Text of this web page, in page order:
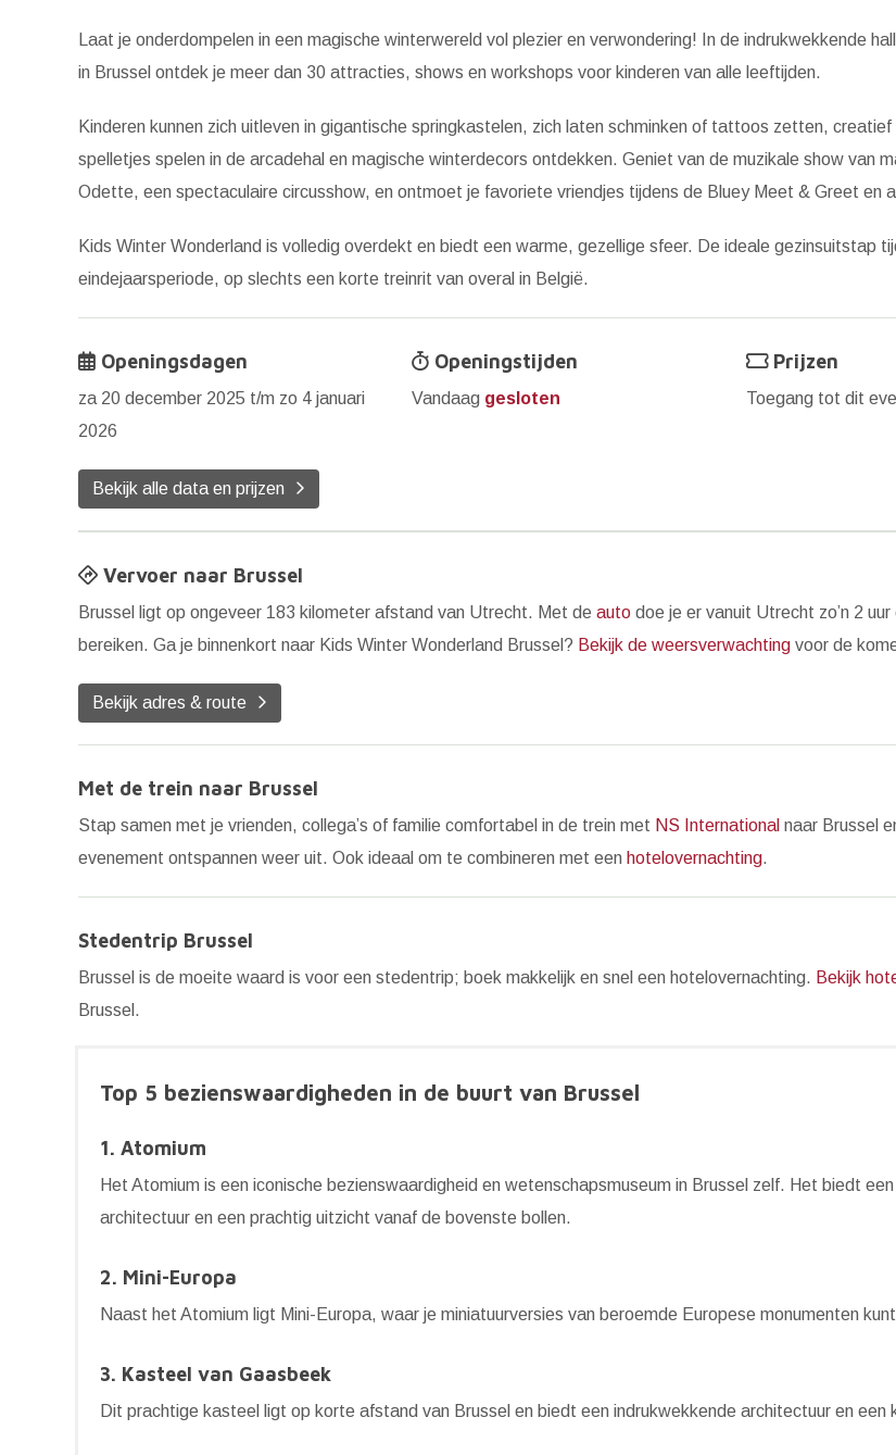
Laat je onderdompelen in een magische winterwereld vol plezier en verwondering! In de indrukwekkende
in Brussel ontdek je meer dan 30 attracties, shows en workshops voor kinderen van alle leeftijden.
Kinderen kunnen zich uitleven in gigantische springkastelen, zich laten schminken of tattoos zetten, creatief
spelletjes spelen in de arcadehal en magische winterdecors ontdekken. Geniet van de muzikale show van
Odette, een spectaculaire circusshow, en ontmoet je favoriete vriendjes tijdens de Bluey Meet & Greet en
Kids Winter Wonderland is volledig overdekt en biedt een warme, gezellige sfeer. De ideale gezinsuitstap
eindejaarsperiode, op slechts een korte treinrit van overal in België.
Openingsdagen
za 20 december 2025 t/m zo 4 januari
2026
Openingstijden
Vandaag gesloten
Prijzen
Toegang tot dit
Bekijk alle data en prijzen
Vervoer naar Brussel
Brussel ligt op ongeveer 183 kilometer afstand van Utrecht. Met de auto doe je er vanuit Utrecht zo’n 2
bereiken. Ga je binnenkort naar Kids Winter Wonderland Brussel? Bekijk de weersverwachting voor de
Bekijk adres & route
Met de trein naar Brussel
Stap samen met je vrienden, collega’s of familie comfortabel in de trein met NS International naar Brussel
evenement ontspannen weer uit. Ook ideaal om te combineren met een hotelovernachting.
Stedentrip Brussel
Brussel is de moeite waard is voor een stedentrip; boek makkelijk en snel een hotelovernachting. Bekijk
Brussel.
Top 5 bezienswaardigheden in de buurt van Brussel
1. Atomium
Het Atomium is een iconische bezienswaardigheid en wetenschapsmuseum in Brussel zelf. Het biedt
architectuur en een prachtig uitzicht vanaf de bovenste bollen.
2. Mini-Europa
Naast het Atomium ligt Mini-Europa, waar je miniatuurversies van beroemde Europese monumenten
3. Kasteel van Gaasbeek
Dit prachtige kasteel ligt op korte afstand van Brussel en biedt een indrukwekkende architectuur en een